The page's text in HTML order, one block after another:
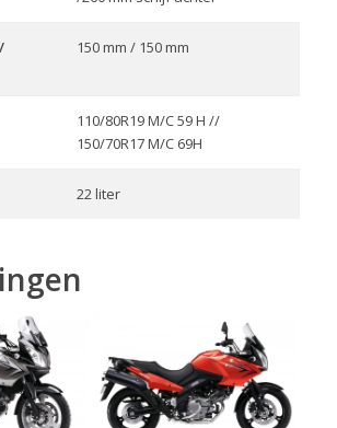
150 mm / 150 mm
110/80R19 M/C 59 H //
150/70R17 M/C 69H
22 liter